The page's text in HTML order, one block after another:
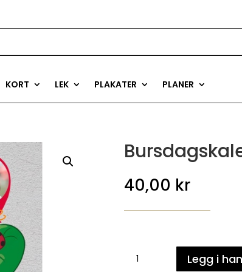
KORT LEK PLAKATER PLANER
40,00 kr
Bursdagskalender
Legg i